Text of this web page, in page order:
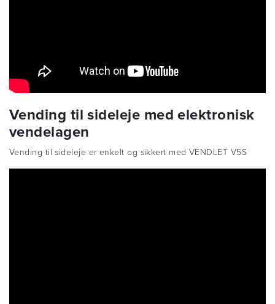
Vending til sideleje med elektronisk
vendelagen
Vending til sideleje er enkelt og sikkert med VENDLET V5S